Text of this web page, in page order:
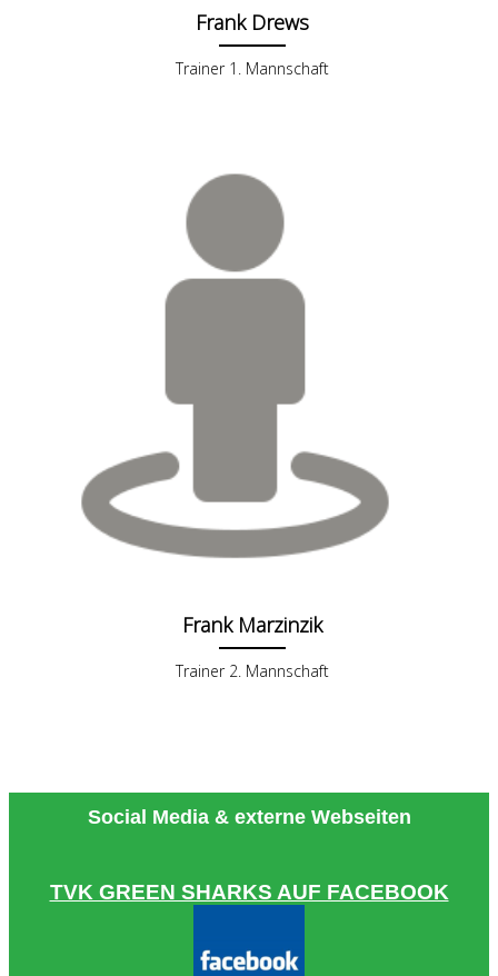
Frank Drews
Trainer 1. Mannschaft
Frank Marzinzik
Trainer 2. Mannschaft
Social Media & externe Webseiten
TVK GREEN SHARKS AUF FACEBOOK